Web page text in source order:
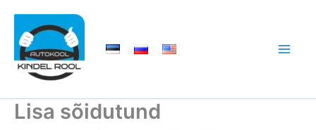
Skip
content
Lisa sõidutund